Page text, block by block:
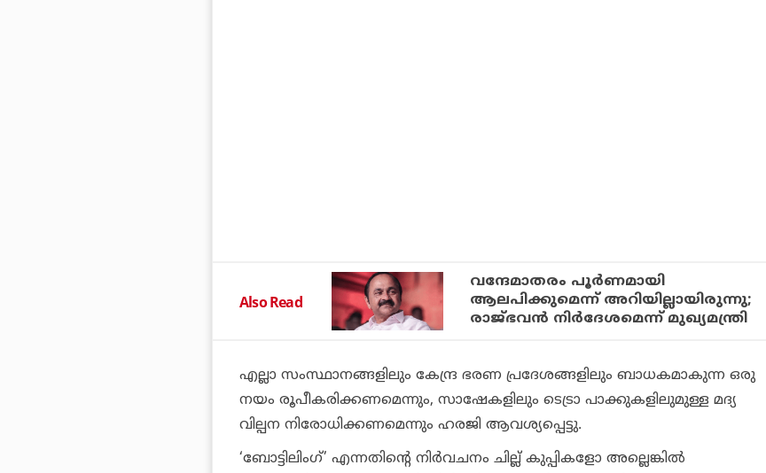
Also Read
വന്ദേമാതരം പൂര്‍ണമായി
ആലപിക്കുമെന്ന് അറിയില്ലായിരുന്നു;
രാജ്ഭവന്‍ നിര്‍ദേശമെന്ന് മുഖ്യമന്ത്രി
എല്ലാ സംസ്ഥാനങ്ങളിലും കേന്ദ്ര ഭരണ പ്രദേശങ്ങളിലും ബാധകമാകുന്ന ഒരു
നയം രൂപീകരിക്കണമെന്നും, സാഷേകളിലും ടെട്രാ പാക്കുകളിലുമുള്ള മദ്യ
വില്പന നിരോധിക്കണമെന്നും ഹരജി ആവശ്യപ്പെട്ടു.
‘ബോട്ടിലിംഗ്’ എന്നതിന്റെ നിർവചനം ചില്ല് കുപ്പികളോ അല്ലെങ്കിൽ